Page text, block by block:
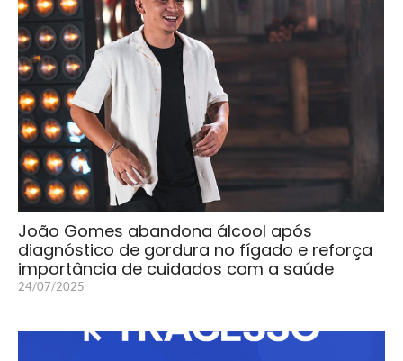
João Gomes abandona álcool após
diagnóstico de gordura no fígado e reforça
importância de cuidados com a saúde
24/07/2025